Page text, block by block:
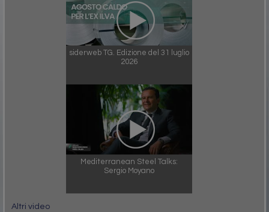
siderweb TG. Edizione del 31 luglio
2026
Mediterranean Steel Talks:
Sergio Moyano
Altri video